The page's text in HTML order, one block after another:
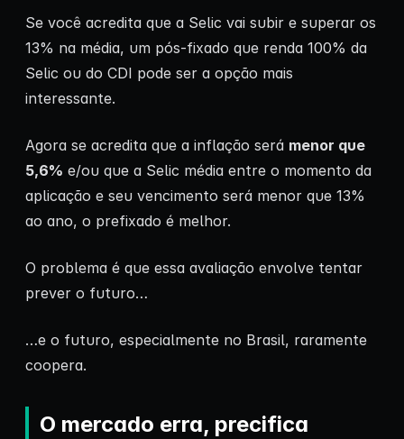
Se você acredita que a Selic vai subir e superar os
13% na média, um pós-fixado que renda 100% da
Selic ou do CDI pode ser a opção mais
interessante.
Agora se acredita que a inflação será menor que
5,6% e/ou que a Selic média entre o momento da
aplicação e seu vencimento será menor que 13%
ao ano, o prefixado é melhor.
O problema é que essa avaliação envolve tentar
prever o futuro…
…e o futuro, especialmente no Brasil, raramente
coopera.
O mercado erra, precifica